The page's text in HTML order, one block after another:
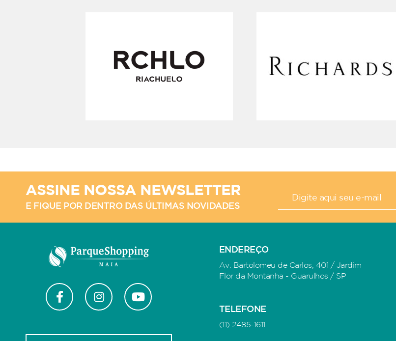
ASSINE NOSSA NEWSLETTER
E FIQUE POR DENTRO DAS ÚLTIMAS NOVIDADES
ENDEREÇO
Av. Bartolomeu de Carlos, 401 / Jardim
Flor da Montanha - Guarulhos / SP
TELEFONE
(11) 2485-1611